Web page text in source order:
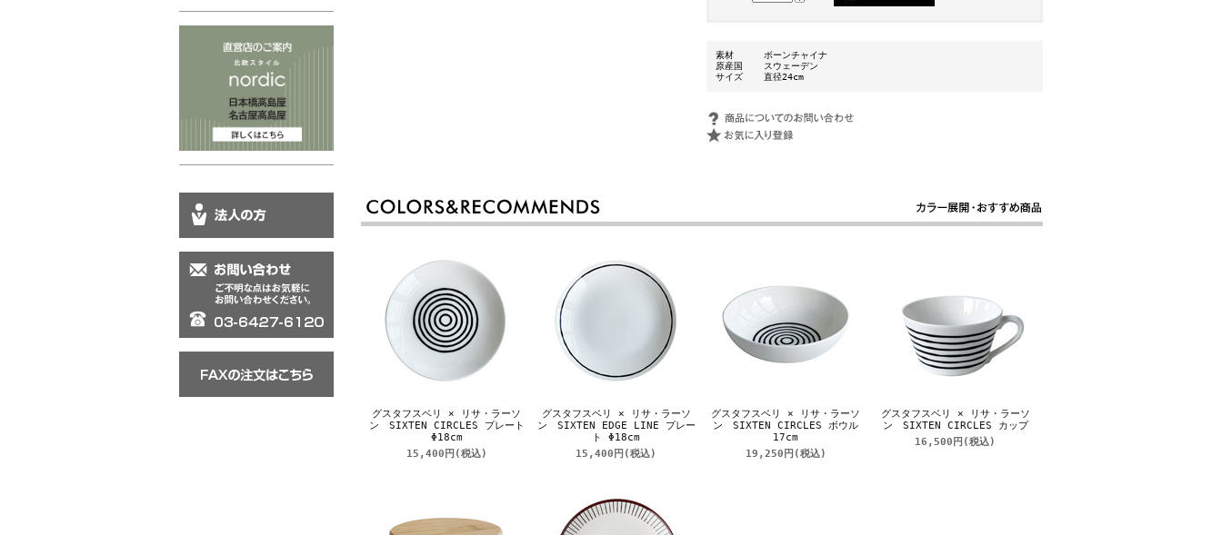
素材
ボーンチャイナ
原産国
スウェーデン
サイズ
直径24cm
グスタフスベリ × リサ・ラーソ
ン SIXTEN CIRCLES プレート
Φ18cm
15,400円 (税込)
グスタフスベリ × リサ・ラーソ
ン SIXTEN EDGE LINE プレー
ト Φ18cm
15,400円 (税込)
グスタフスベリ × リサ・ラーソ
ン SIXTEN CIRCLES ボウル
17cm
19,250円 (税込)
グスタフスベリ × リサ・ラーソ
ン SIXTEN CIRCLES カップ
16,500円 (税込)